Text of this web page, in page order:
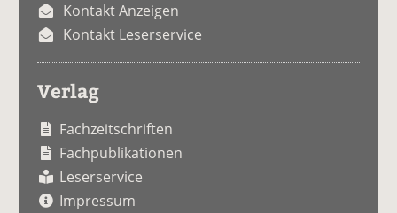
Kontakt Anzeigen
Kontakt Leserservice
Verlag
Fachzeitschriften
Fachpublikationen
Leserservice
Impressum